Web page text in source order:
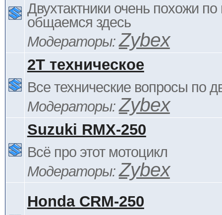
Двухтактники очень похожи по
общаемся здесь
Модераторы:Zybex
2Т техническое
Все технические вопросы по
Модераторы:Zybex
Suzuki RMX-250
Всё про этот мотоцикл
Модераторы:Zybex
Honda CRM-250